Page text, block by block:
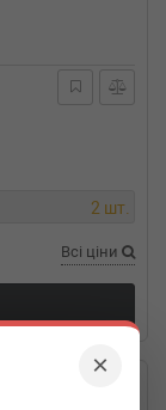
×
2 шт.
Всі ціни